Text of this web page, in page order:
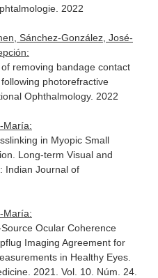
. 2022
Sánchez-González, José-
removing bandage contact
photorefractive
Ophthalmology. 2022
María:
in Myopic Small
Long-term Visual and
Indian Journal of
María:
Ocular Coherence
Imaging Agreement for
in Healthy Eyes.
. 2021. Vol. 10. Núm. 24.